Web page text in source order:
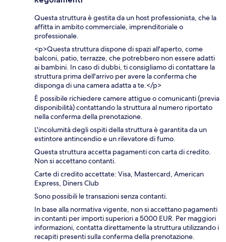
Questa struttura è gestita da un host professionista, che la
affitta in ambito commerciale, imprenditoriale o
professionale.
<p>Questa struttura dispone di spazi all'aperto, come
balconi, patio, terrazze, che potrebbero non essere adatti
ai bambini. In caso di dubbi, ti consigliamo di contattare la
struttura prima dell'arrivo per avere la conferma che
disponga di una camera adatta a te.</p>
È possibile richiedere camere attigue o comunicanti (previa
disponibilità) contattando la struttura al numero riportato
nella conferma della prenotazione.
L'incolumità degli ospiti della struttura è garantita da un
estintore antincendio e un rilevatore di fumo.
Questa struttura accetta pagamenti con carta di credito.
Non si accettano contanti.
Carte di credito accettate: Visa, Mastercard, American
Express, Diners Club
Sono possibili le transazioni senza contanti.
In base alla normativa vigente, non si accettano pagamenti
in contanti per importi superiori a 5000 EUR. Per maggiori
informazioni, contatta direttamente la struttura utilizzando i
recapiti presenti sulla conferma della prenotazione.